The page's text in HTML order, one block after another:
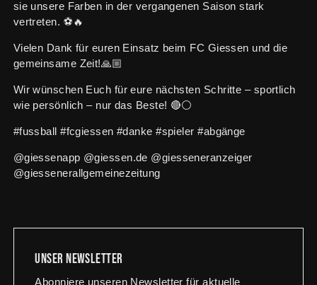
sie unsere Farben in der vergangenen Saison stark
vertreten. ⚽🔥
Vielen Dank für euren Einsatz beim FC Giessen und die
gemeinsame Zeit!🙏🏼
Wir wünschen Euch für eure nächsten Schritte – sportlich
wie persönlich – nur das Beste! 🔴⚪️
#fussball #fcgiessen #danke #spieler #abgänge
@giessenapp @giessen.de @giesseneranzeiger
@giessenerallgemeinezeitung
Unser newsletter
Abonniere unseren Newsletter für aktuelle